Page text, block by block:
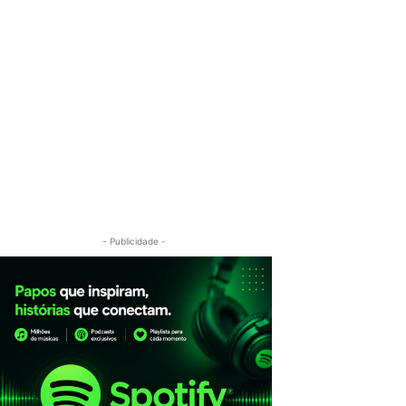
- Publicidade -